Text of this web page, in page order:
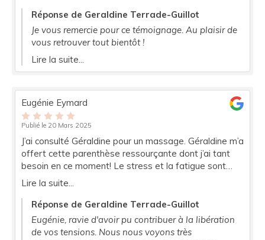
et de poursuivre les séances.
Réponse de Geraldine Terrade-Guillot
Je vous remercie pour ce témoignage. Au plaisir de
vous retrouver tout bientôt !
Lire la suite...
Eugénie Eymard
Publié le 20 Mars 2025
J’ai consulté Géraldine pour un massage. Géraldine m’a
offert cette parenthèse ressourçante dont j’ai tant
besoin en ce moment! Le stress et la fatigue sont
tombés grâce à son massage enveloppant et
tensions. Bref je suis sortie détendue et revigorée ! Je
recommande chaleureusement !!!
Lire la suite...
Réponse de Geraldine Terrade-Guillot
Eugénie, ravie d'avoir pu contribuer à la libération
de vos tensions. Nous nous voyons très